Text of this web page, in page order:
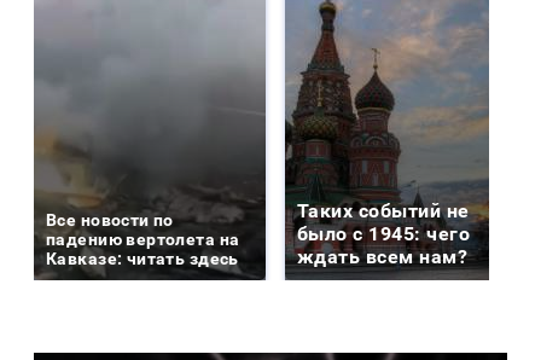
Все новости по
падению вертолета на
Кавказе: читать здесь
Таких событий не
было с 1945: чего
ждать всем нам?